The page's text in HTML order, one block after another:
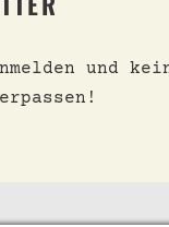
und